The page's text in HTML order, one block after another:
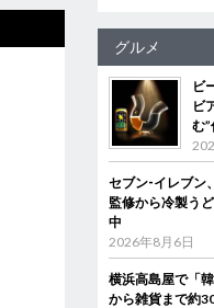
グルメ
ビ
ビ
む
セブン‐イレブ
監修から冷製う
中
2026年8月6日
横浜高島屋で「
から雑貨まで約